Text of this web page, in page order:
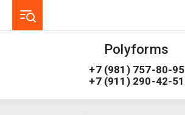
Polyforms
+7 (981) 757-80-95
+7 (911) 290-42-51